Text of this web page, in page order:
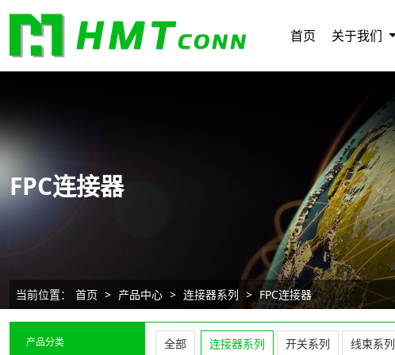
首页 关于我们
当前位置： 首页 > 产品中心 > 连接器系列 > FPC连接器
FPC连接器
产品分类 全部 连接器系列 开关系列 线束系列